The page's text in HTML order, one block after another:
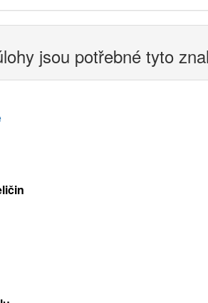
jsou potřebné tyto